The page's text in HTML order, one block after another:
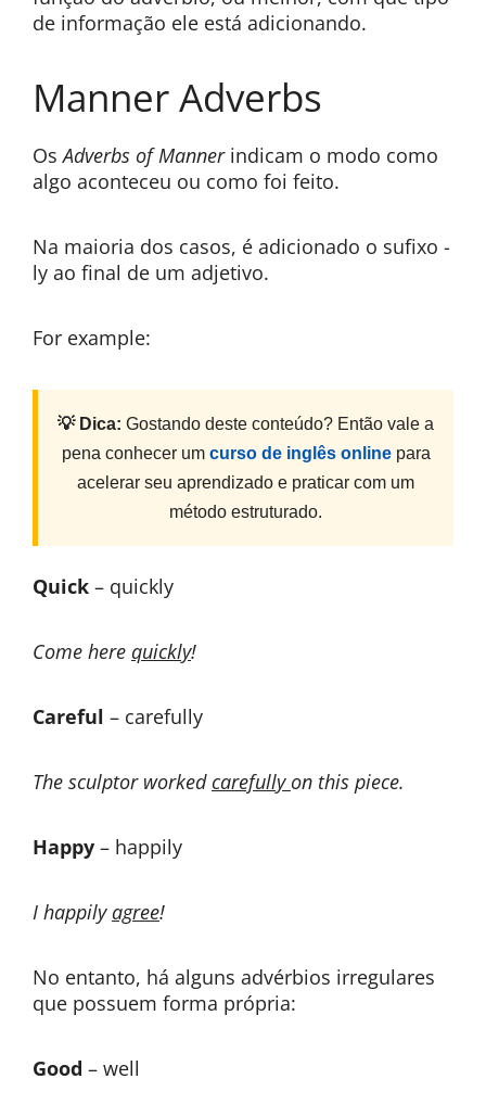
de informação ele está adicionando.
Manner Adverbs
OsAdverbs of Mannerindicam o modo como
algo aconteceu ou como foi feito.
Na maioria dos casos, é adicionado o sufixo -
ly ao final de um adjetivo.
For example:
💡 Dica: Gostando deste conteúdo? Então vale a
pena conhecer um curso de inglês onlinepara
acelerar seu aprendizado e praticar com um
método estruturado.
Quick – quickly
Come here quickly!
Careful – carefully
The sculptor worked carefully on this piece.
Happy – happily
I happily agree!
No entanto, há alguns advérbios irregulares
que possuem forma própria:
Good – well